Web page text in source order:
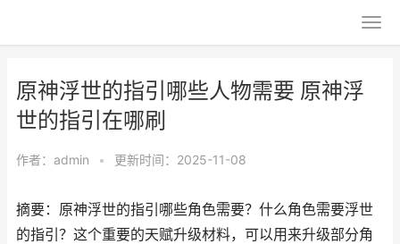
原神浮世的指引哪些人物需要 原神浮
世的指引在哪刷
作者： admin • 更新时间：2025-11-08
摘要：原神浮世的指引哪些角色需要？什么角色需要浮世
的指引？这个重要的天赋升级材料，可以用来升级部分角